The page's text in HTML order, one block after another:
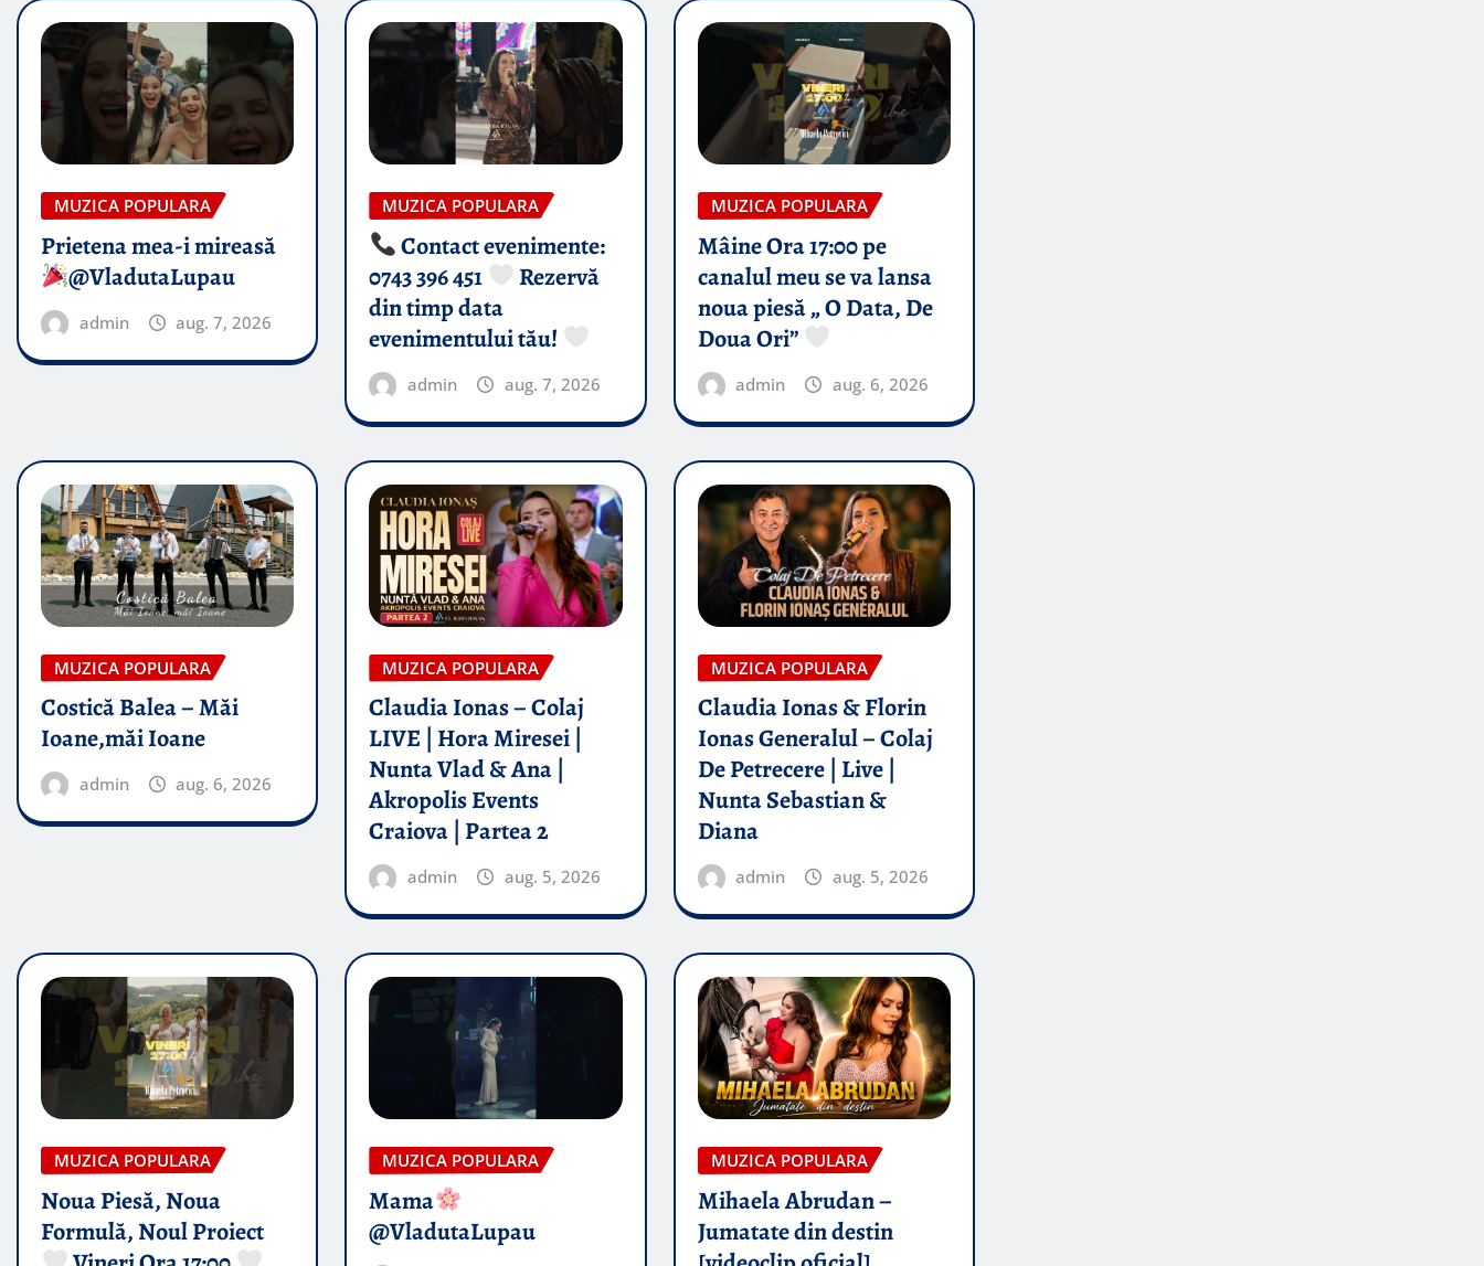
MUZICA POPULARA
Prietena mea-i mireasă​
@VladutaLupau
admin aug. 7, 2026
MUZICA POPULARA
Contact evenimente:
0743 396 451
Rezervă
din timp data
evenimentului tău!
admin aug. 7, 2026
MUZICA POPULARA
Mâine Ora 17:00 pe
canalul meu se va lansa
noua piesă „ O Data, De
Doua Ori”
admin aug. 6, 2026
MUZICA POPULARA
Costică Balea – Măi
Ioane,măi Ioane
admin aug. 6, 2026
MUZICA POPULARA
Claudia Ionas – Colaj
LIVE | Hora Miresei |
Nunta Vlad & Ana |
Akropolis Events
Craiova | Partea 2
admin aug. 5, 2026
MUZICA POPULARA
Claudia Ionas & Florin
Ionas Generalul – Colaj
De Petrecere | Live |
Nunta Sebastian &
Diana
admin aug. 5, 2026
MUZICA POPULARA
Noua Piesă, Noua
Formulă, Noul Proiect
MUZICA POPULARA
Mama
@VladutaLupau
MUZICA POPULARA
Mihaela Abrudan –
Jumatate din destin